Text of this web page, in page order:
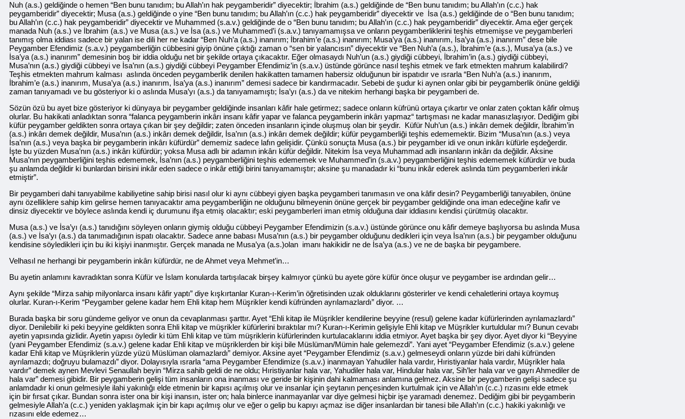
Nuh (a.s.) geldiğinde o hemen “Ben bunu tanıdım; bu Allah’ın hak peygamberidir” diyecektir; İbrahim (a.s.) geldiğinde de “Ben bunu tanıdım; bu Allah’ın (c.c.) hak
peygamberidir” diyecektir; Musa (a.s.) geldiğinde o yine “Ben bunu tanıdım; bu Allah’ın (c.c.) hak peygamberidir” diyecektir ve İsa (a.s.) geldiğinde de o “Ben bunu tanıdım;
bu Allah’ın (c.c.) hak peygamberidir” diyecektir ve Muhammed (s.a.v.) geldiğinde de o “Ben bunu tanıdım; bu Allah’ın (c.c.) hak peygamberidir” diyecektir. Ama eğer gerçek
manada Nuh (a.s.) ve İbrahim (a.s.) ve Musa (a.s.) ve İsa (a.s.) ve Muhammed’i (s.a.v.) tanıyamamışsa ve onların peygamberliklerini teşhis etmemişse ve peygamberleri
tanımış olma iddiası sadece bir yalan ise dili her ne kadar “Ben Nuh’a (a.s.) inanırım; İbrahim’e (a.s.) inanırım; Musa’ya (a.s.) inanırım, İsa’ya (a.s.) inanırım” dese bile
Peygamber Efendimiz (s.a.v.) peygamberliğin cübbesini giyip önüne çıktığı zaman o “sen bir yalancısın” diyecektir ve “Ben Nuh’a (a.s.), İbrahim’e (a.s.), Musa’ya (a.s.) ve
İsa’ya (a.s.) inanırım” demesinin boş bir iddia olduğu net bir şekilde ortaya çıkacaktır. Eğer olmasaydı Nuh’un (a.s.) giydiği cübbeyi, İbrahim’in (a.s.) giydiği cübbeyi,
Musa’nın (a.s.) giydiği cübbeyi ve İsa’nın (a.s.) giydiği cübbeyi Peygamber Efendimiz’in (s.a.v.) üstünde görünce nasıl teşhis etmek ve fark etmekten mahrum kalabilirdi?
Teşhis etmekten mahrum kalması aslında önceden peygamberlik denilen hakikatten tamamen habersiz olduğunun bir ispatıdır ve ısrarla “Ben Nuh’a (a.s.) inanırım,
İbrahim’e (a.s.) inanırım, Musa’ya (a.s.) inanırım, İsa’ya (a.s.) inanırım” demesi sadece bir kandırmacadır. Sebebi de şudur ki aynen onlar gibi bir peygamberlik önüne geldiği
zaman tanıyamadı ve bu gösteriyor ki o aslında Musa’yı (a.s.) da tanıyamamıştı; İsa’yı (a.s.) da ve nitekim herhangi başka bir peygamberi de.
Sözün özü bu ayet bize gösteriyor ki dünyaya bir peygamber geldiğinde insanları kâfir hale getirmez; sadece onların küfrünü ortaya çıkartır ve onlar zaten çoktan kâfir olmuş
olurlar. Bu hakikati anladıktan sonra “falanca peygamberin inkârı insanı kâfir yapar ve falanca peygamberin inkârı yapmaz“ tartışması ne kadar manasızlaşıyor. Dediğim gibi
küfür peygamber geldikten sonra ortaya çıkan bir şey değildir; zaten önceden insanların içinde oluşmuş olan bir şeydir. Küfür Nuh’un (a.s.) inkârı demek değildir, İbrahim’in
(a.s.) inkârı demek değildir, Musa’nın (a.s.) inkârı demek değildir, İsa’nın (a.s.) inkârı demek değildir; küfür peygamberliği teşhis edememektir. Bizim “Musa’nın (a.s.) veya
İsa’nın (a.s.) veya başka bir peygamberin inkârı küfürdür” dememiz sadece lafın gelişidir. Çünkü sonuçta Musa (a.s.) bir peygamber idi ve onun inkârı küfürle eşdeğerdir.
İşte bu yüzden Musa’nın (a.s.) inkârı küfürdür; yoksa Musa adlı bir adamın inkârı küfür değildir. Nitekim İsa veya Muhammad adlı insanların inkârı da değildir. Aksine
Musa’nın peygamberliğini teşhis edememek, İsa’nın (a.s.) peygamberliğini teşhis edememek ve Muhammed’in (s.a.v.) peygamberliğini teşhis edememek küfürdür ve buda
şu anlamda değildir ki bunlardan birisini inkâr eden sadece o inkâr ettiği birini tanıyamamıştır; aksine şu manadadır ki “bunu inkâr ederek aslında tüm peygamberleri inkâr
etmiştir”.
Bir peygamberi dahi tanıyabilme kabiliyetine sahip birisi nasıl olur ki aynı cübbeyi giyen başka peygamberi tanımasın ve ona kâfir desin? Peygamberliği tanıyabilen, önüne
aynı özelliklere sahip kim gelirse hemen tanıyacaktır ama peygamberliğin ne olduğunu bilmeyenin önüne gerçek bir peygamber geldiğinde ona iman edeceğine kafir ve
dinsiz diyecektir ve böylece aslında kendi iç durumunu ifşa etmiş olacaktır; eski peygamberleri iman etmiş olduğuna dair iddiasını kendisi çürütmüş olacaktır.
Musa (a.s.) ve İsa’yı (a.s.) tanıdığını söyleyen onların giymiş olduğu cübbeyi Peygamber Efendimizin (s.a.v.) üstünde görünce onu kâfir demeye başlıyorsa bu aslında Musa
(a.s.) ve İsa’yı (a.s.) da tanımadığının ispatı olacaktır. Sadece anne babası Musa’nın (a.s.) bir peygamber olduğunu dedikleri için veya İsa’nın (a.s.) bir peygamber olduğunu
kendisine söyledikleri için bu iki kişiyi inanmıştır. Gerçek manada ne Musa’ya (a.s.)olan imanı hakikidir ne de İsa’ya (a.s.) ve ne de başka bir peygambere.
Velhasıl ne herhangi bir peygamberin inkârı küfürdür, ne de Ahmet veya Mehmet’in…
Bu ayetin anlamını kavradıktan sonra Küfür ve İslam konularda tartışılacak birşey kalmıyor çünkü bu ayete göre küfür önce oluşur ve peygamber ise ardından gelir…
Aynı şekilde “Mirza sahip milyonlarca insanı kâfir yaptı” diye kışkırtanlar Kuran-ı-Kerim’in öğretisinden uzak olduklarını gösterirler ve kendi cehaletlerini ortaya koymuş
olurlar. Kuran-ı-Kerim “Peygamber gelene kadar hem Ehli kitap hem Müşrikler kendi küfründen ayrılamazlardı” diyor. …
Burada başka bir soru gündeme geliyor ve onun da cevaplanması şarttır. Ayet “Ehli kitap ile Müşrikler kendilerine beyyine (resul) gelene kadar küfürlerinden ayrılamazlardı”
diyor. Denilebilir ki peki beyyine geldikten sonra Ehli kitap ve müşrikler küfürlerini bıraktılar mı? Kuran-ı-Kerimin gelişiyle Ehli kitap ve Müşrikler kurtuldular mı? Bunun cevabı
ayetin yapısında gizlidir. Ayetin yapısı öyledir ki tüm Ehli kitap ve tüm müşriklerin küfürlerinden kurtulacaklarını iddia etmiyor. Ayet başka bir şey diyor. Ayet diyor ki “Beyyine
(yani Peygamber Efendimiz (s.a.v.) gelene kadar Ehli kitap ve müşriklerden bir kişi bile Müslüman/Mümin hale gelemezdi”. Yani ayet “Peygamber Efendimiz (s.a.v.) gelene
kadar Ehli kitap ve Müşriklerin yüzde yüzü Müslüman olamazlardı” demiyor. Aksine ayet “Peygamber Efendimiz (s.a.v.) gelmeseydi onların yüzde biri dahi küfründen
ayrılamazdı; doğruyu bulamazdı” diyor. Dolayısıyla ısrarla “ama Peygamber Efendimize (s.a.v.) inanmayan Yahudiler hala vardır, Hıristiyanlar hala vardır, Müşrikler hala
vardır” demek aynen Mevlevi Senaullah beyin “Mirza sahib geldi de ne oldu; Hıristiyanlar hala var, Yahudiler hala var, Hindular hala var, Sih’ler hala var ve gayrı Ahmediler de
hala var” demesi gibidir. Bir peygamberin gelişi tüm insanların ona inanması ve geride bir kişinin dahi kalmaması anlamına gelmez. Aksine bir peygamberin gelişi sadece şu
anlamdadır ki onun gelmesiyle ilahi yakınlığı elde etmenin bir kapısı açılmış olur ve insanlar için şeytanın pençesinden kurtulmak için ve Allah’ın (c.c.) rızasını elde etmek
için bir fırsat çıkar. Bundan sonra ister ona bir kişi inansın, ister on; hala binlerce inanmayanlar var diye gelmesi hiçbir işe yaramadı denemez. Dediğim gibi bir peygamberin
gelmesiyle Allah’a (c.c.) yeniden yaklaşmak için bir kapı açılmış olur ve eğer o gelip bu kapıyı açmaz ise diğer insanlardan bir tanesi bile Allah’ın (c.c.) hakiki yakınlığı ve
rızasını elde edemez…